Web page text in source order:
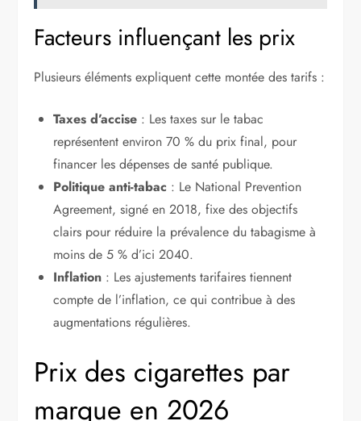
Facteurs influençant les prix
Plusieurs éléments expliquent cette montée des tarifs :
Taxes d’accise : Les taxes sur le tabac
représentent environ 70 % du prix final, pour
financer les dépenses de santé publique.
Politique anti-tabac : Le National Prevention
Agreement, signé en 2018, fixe des objectifs
clairs pour réduire la prévalence du tabagisme à
moins de 5 % d’ici 2040.
Inflation : Les ajustements tarifaires tiennent
compte de l’inflation, ce qui contribue à des
augmentations régulières.
Prix des cigarettes par
marque en 2026